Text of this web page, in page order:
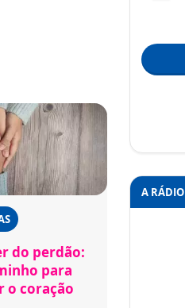
do perdão:
para
o coração
A